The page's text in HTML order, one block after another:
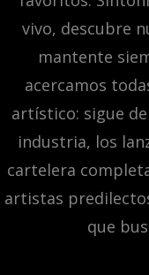
vivo, descubre
mantente
acercamos
artístico: sigue
industria, los
cartelera
artistas
que